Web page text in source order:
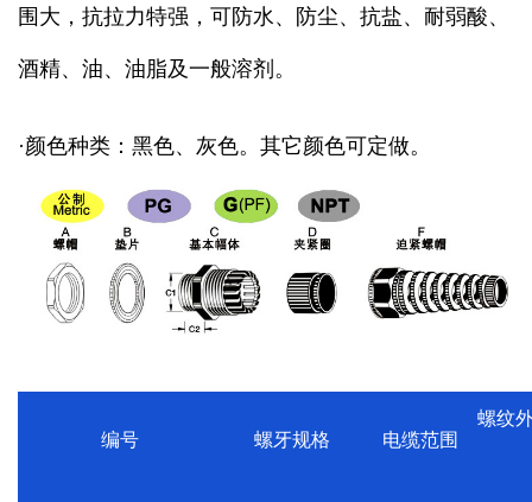
围大，抗拉力特强，可防水、防尘、抗盐、耐弱酸、
酒精、油、油脂及一般溶剂。
·颜色种类：黑色、灰色。其它颜色可定做。
编号 螺牙规格 电缆范围
螺纹